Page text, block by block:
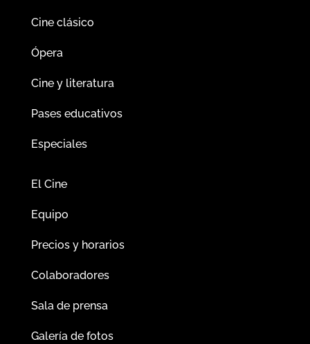
Cine clásico
Ópera
Cine y literatura
Pases educativos
Especiales
El Cine
Equipo
Precios y horarios
Colaboradores
Sala de prensa
Galería de fotos